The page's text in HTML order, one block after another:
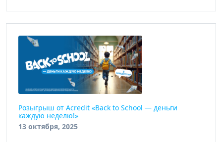
Розыгрыш от Acredit «Back to School — деньги
каждую неделю!»
13 октября, 2025